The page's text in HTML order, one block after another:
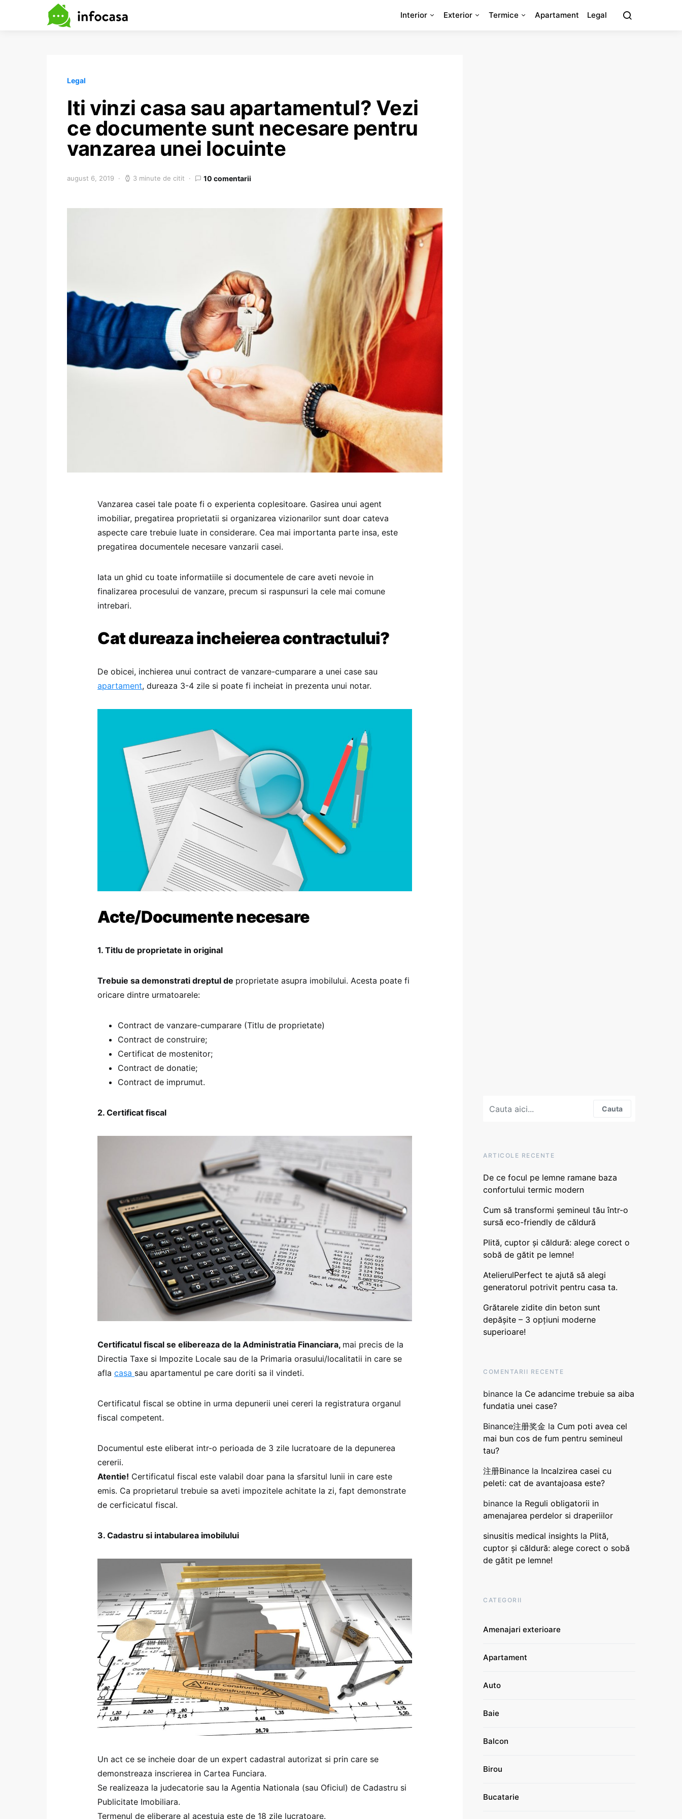
Interior Exterior Termice Apartament Legal
Legal
Iti vinzi casa sau apartamentul? Vezi
ce documente sunt necesare pentru
vanzarea unei locuinte
august 6, 2019 3 minute de citit 10 comentarii
Vanzarea casei tale poate fi o experienta coplesitoare. Gasirea unui agent
imobiliar, pregatirea proprietatii si organizarea vizionarilor sunt doar cateva
aspecte care trebuie luate in considerare. Cea mai importanta parte insa, este
pregatirea documentele necesare vanzarii casei.
Iata un ghid cu toate informatiile si documentele de care aveti nevoie in
finalizarea procesului de vanzare, precum si raspunsuri la cele mai comune
intrebari.
Cat dureaza incheierea contractului?
De obicei, inchierea unui contract de vanzare-cumparare a unei case sau
apartament, dureaza 3-4 zile si poate fi incheiat in prezenta unui notar.
Acte/Documente necesare
1. Titlu de proprietate in original
Trebuie sa demonstrati dreptul de proprietate asupra imobilului. Acesta poate fi
oricare dintre urmatoarele:
Contract de vanzare-cumparare (Titlu de proprietate)
Contract de construire;
Certificat de mostenitor;
Contract de donatie;
Contract de imprumut.
2. Certificat fiscal
Certificatul fiscal se elibereaza de la Administratia Financiara, mai precis de la
Directia Taxe si Impozite Locale sau de la Primaria orasului/localitatii in care se
afla casa sau apartamentul pe care doriti sa il vindeti.
Certificatul fiscal se obtine in urma depunerii unei cereri la registratura organul
fiscal competent.
Documentul este eliberat intr-o perioada de 3 zile lucratoare de la depunerea
cererii.
Atentie! Certificatul fiscal este valabil doar pana la sfarsitul lunii in care este
emis. Ca proprietarul trebuie sa aveti impozitele achitate la zi, fapt demonstrate
de cerficicatul fiscal.
3. Cadastru si intabularea imobilului
Un act ce se incheie doar de un expert cadastral autorizat si prin care se
demonstreaza inscrierea in Cartea Funciara.
Se realizeaza la judecatorie sau la Agentia Nationala (sau Oficiul) de Cadastru si
Publicitate Imobiliara.
Termenul de eliberare al acestuia este de 18 zile lucratoare.
Cauta
ARTICOLE RECENTE
De ce focul pe lemne ramane baza
confortului termic modern
Cum să transformi șemineul tău într-o
sursă eco-friendly de căldură
Plită, cuptor și căldură: alege corect o
sobă de gătit pe lemne!
AtelierulPerfect te ajută să alegi
generatorul potrivit pentru casa ta.
Grătarele zidite din beton sunt
depășite – 3 opțiuni moderne
superioare!
COMENTARII RECENTE
binance la Ce adancime trebuie sa aiba
fundatia unei case?
Binance注册奖金 la Cum poti avea cel
mai bun cos de fum pentru semineul
tau?
注册Binance la Incalzirea casei cu
peleti: cat de avantajoasa este?
binance la Reguli obligatorii in
amenajarea perdelor si draperiilor
sinusitis medical insights la Plită,
cuptor și căldură: alege corect o sobă
de gătit pe lemne!
CATEGORII
Amenajari exterioare
Apartament
Auto
Baie
Balcon
Birou
Bucatarie